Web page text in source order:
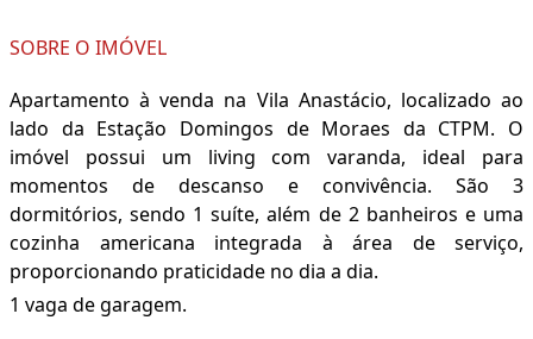
SOBRE O IMÓVEL
Apartamento à venda na Vila Anastácio, localizado ao
lado da Estação Domingos de Moraes da CTPM. O
imóvel possui um living com varanda, ideal para
momentos de descanso e convivência. São 3
dormitórios, sendo 1 suíte, além de 2 banheiros e uma
cozinha americana integrada à área de serviço,
proporcionando praticidade no dia a dia.
1 vaga de garagem.